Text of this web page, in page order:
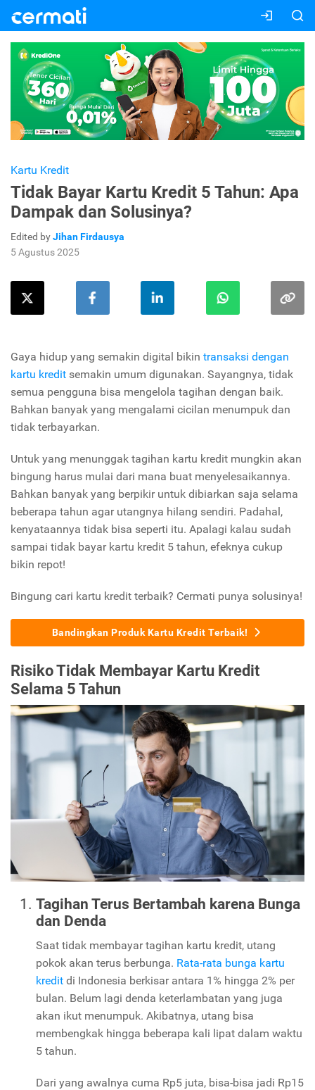
Kartu Kredit
Tidak Bayar Kartu Kredit 5 Tahun: Apa
Dampak dan Solusinya?
Edited byJihan Firdausya
5 Agustus 2025
Gaya hidup yang semakin digital bikin transaksi dengan
kartu kredit semakin umum digunakan. Sayangnya, tidak
semua pengguna bisa mengelola tagihan dengan baik.
Bahkan banyak yang mengalami cicilan menumpuk dan
tidak terbayarkan.
Untuk yang menunggak tagihan kartu kredit mungkin akan
bingung harus mulai dari mana buat menyelesaikannya.
Bahkan banyak yang berpikir untuk dibiarkan saja selama
beberapa tahun agar utangnya hilang sendiri. Padahal,
kenyataannya tidak bisa seperti itu. Apalagi kalau sudah
sampai tidak bayar kartu kredit 5 tahun, efeknya cukup
bikin repot!
Bingung cari kartu kredit terbaik? Cermati punya solusinya!
Bandingkan Produk Kartu Kredit Terbaik!
Risiko Tidak Membayar Kartu Kredit
Selama 5 Tahun
Tagihan Terus Bertambah karena Bunga
dan Denda
Saat tidak membayar tagihan kartu kredit, utang
pokok akan terus berbunga. Rata-rata bunga kartu
kredit di Indonesia berkisar antara 1% hingga 2% per
bulan. Belum lagi denda keterlambatan yang juga
akan ikut menumpuk. Akibatnya, utang bisa
membengkak hingga beberapa kali lipat dalam waktu
5 tahun.
Dari yang awalnya cuma Rp5 juta, bisa-bisa jadi Rp15